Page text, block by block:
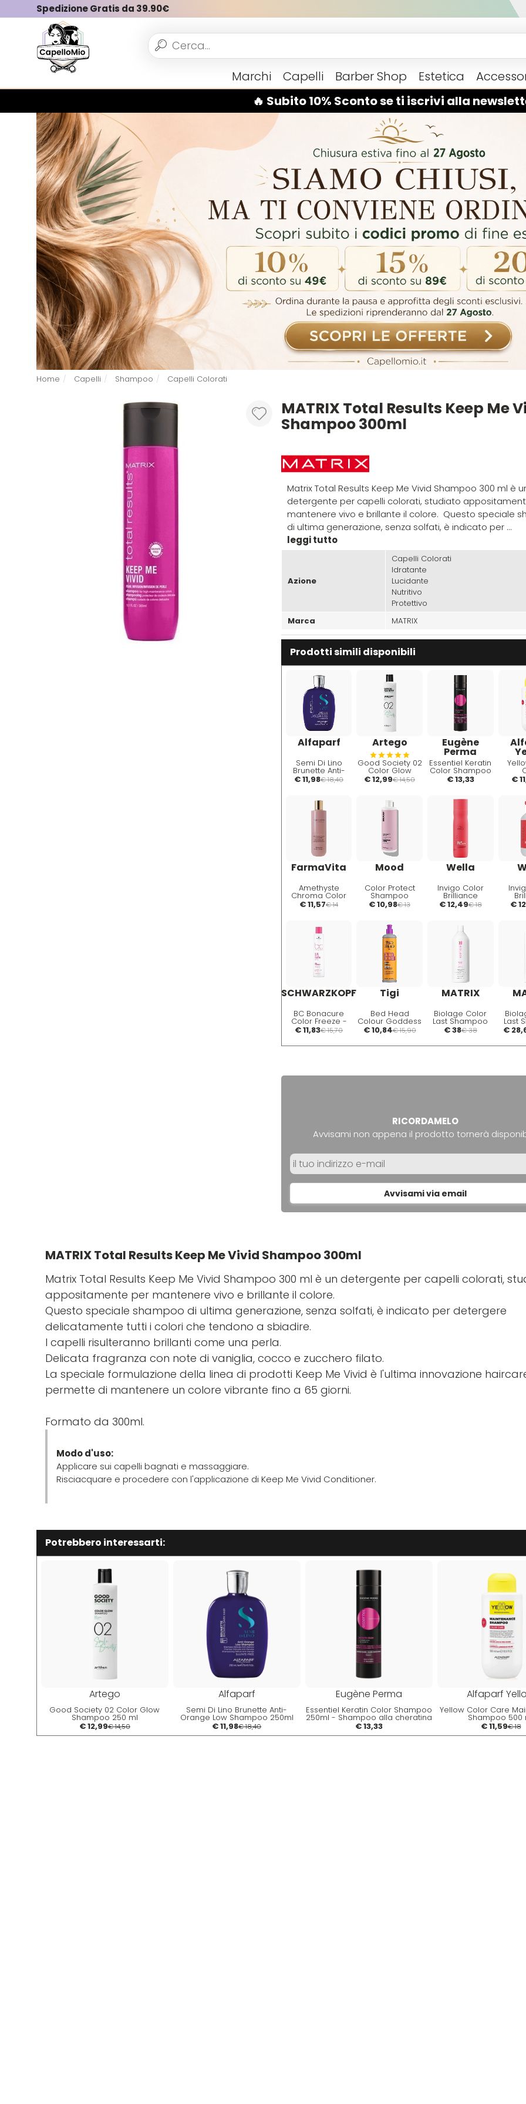
🔥 Subito 10% Sconto se ti iscrivi alla
Spedizione Gratis da 39.90€
Vedi tutto Marchi Capelli Barber Shop Estetica
Home Capelli Shampoo Capelli Colorati
MATRIX Total Results Keep Me
Shampoo 300ml
Matrix Total Results Keep Me Vivid Shampoo 300 ml è
detergente per capelli colorati, studiato
mantenere vivo e brillante il colore. Questo speciale
di ultima generazione, senza solfati, è indicato per ...
leggi tutto
Azione
Capelli Colorati
Idratante
Lucidante
Nutritivo
Protettivo
Marca
MATRIX
Prodotti simili disponibili
Alfaparf
Semi Di Lino
Brunette Anti-
Orange Low
Shampoo 250ml
Arancio
€ 11,98€ 18,40
Artego
Good Society 02
Color Glow
Shampoo 250
ml
€ 12,99€ 14,50
Eugène
Perma
Essentiel Keratin
Color Shampoo
250ml -
Shampoo alla
capelli colorati
€ 13,33 €
FarmaVita
Amethyste
Chroma Color
Protective
Shampoo
Hair 250 ml
€ 11,57€ 14
Mood
Color Protect
Shampoo
Capelli colorati
400ml
€ 10,98€ 13
Wella
Invigo Color
Brilliance
Shampoo
Capelli Spessi
€ 12,49€ 18 €
SCHWARZKOPF
BC Bonacure
Color Freeze -
Shampoo
Protettivo
Sulfate-Free
€ 11,83€ 15,70
Tigi
Bed Head
Colour Goddess
Oil Infused
Shampoo 400ml
€ 10,84€ 15,90
MATRIX
Biolage Color
Last Shampoo
Capelli Colorati
1000ml
€ 38€ 38
Last
€
RICORDAMELO
Avvisami non appena il prodotto tornerà
Avvisami via email
MATRIX Total Results Keep Me Vivid Shampoo 300ml
Matrix Total Results Keep Me Vivid Shampoo 300 ml è un detergente per capelli colorati,
appositamente per mantenere vivo e brillante il colore.
Questo speciale shampoo di ultima generazione, senza solfati, è indicato per detergere
delicatamente tutti i colori che tendono a sbiadire.
I capelli risulteranno brillanti come una perla.
Delicata fragranza con note di vaniglia, cocco e zucchero filato.
La speciale formulazione della linea di prodotti Keep Me Vivid è l'ultima innovazione
permette di mantenere un colore vibrante fino a 65 giorni.
Formato da 300ml.
Modo d'uso:
Applicare sui capelli bagnati e massaggiare.
Risciacquare e procedere con l'applicazione di Keep Me Vivid Conditioner.
Potrebbero interessarti:
Artego
Good Society 02 Color Glow
Shampoo 250 ml
€ 12,99€ 14,50
Alfaparf
Semi Di Lino Brunette Anti-
Orange Low Shampoo 250ml
Shampoo Anti Arancio
€ 11,98€ 18,40
Eugène Perma
Essentiel Keratin Color Shampoo
250ml - Shampoo alla cheratina
per capelli colorati
€ 13,33
Alfaparf
Yellow Color Care
Shampoo 500
€ 11,59€ 18